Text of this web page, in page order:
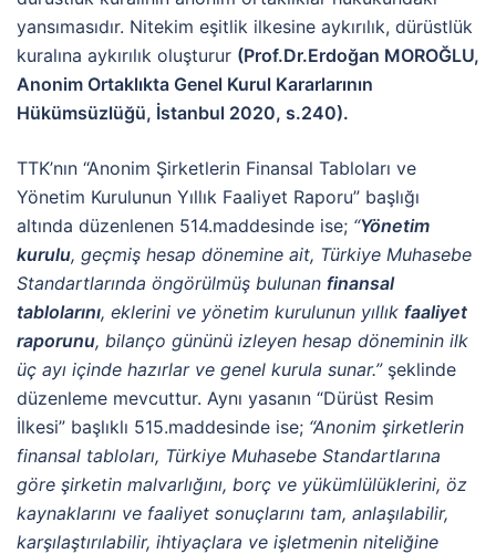
yansımasıdır. Nitekim eşitlik ilkesine aykırılık, dürüstlük
kuralına aykırılık oluşturur (Prof.Dr.Erdoğan MOROĞLU,
Anonim Ortaklıkta Genel Kurul Kararlarının
Hükümsüzlüğü, İstanbul 2020, s.240).
TTK’nın “Anonim Şirketlerin Finansal Tabloları ve
Yönetim Kurulunun Yıllık Faaliyet Raporu” başlığı
altında düzenlenen 514.maddesinde ise; “Yönetim
kurulu, geçmiş hesap dönemine ait, Türkiye Muhasebe
Standartlarında öngörülmüş bulunan finansal
tablolarını, eklerini ve yönetim kurulunun yıllık faaliyet
raporunu, bilanço gününü izleyen hesap döneminin ilk
üç ayı içinde hazırlar ve genel kurula sunar.”şeklinde
düzenleme mevcuttur. Aynı yasanın “Dürüst Resim
İlkesi” başlıklı 515.maddesinde ise; “Anonim şirketlerin
finansal tabloları, Türkiye Muhasebe Standartlarına
göre şirketin malvarlığını, borç ve yükümlülüklerini, öz
kaynaklarını ve faaliyet sonuçlarını tam, anlaşılabilir,
karşılaştırılabilir, ihtiyaçlara ve işletmenin niteliğine